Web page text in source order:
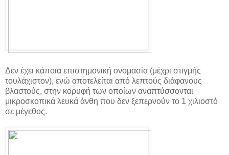
Δεν έχει κάποια επιστημονική ονομασία (μέχρι στιγμής
τουλάχιστον), ενώ αποτελείται από λεπτούς διάφανους
βλαστούς, στην κορυφή των οποίων αναπτύσσονται
μικροσκοπικά λευκά άνθη που δεν ξεπερνούν το 1 χιλιοστό
σε μέγεθος.